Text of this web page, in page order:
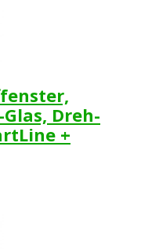
Dreh-
+